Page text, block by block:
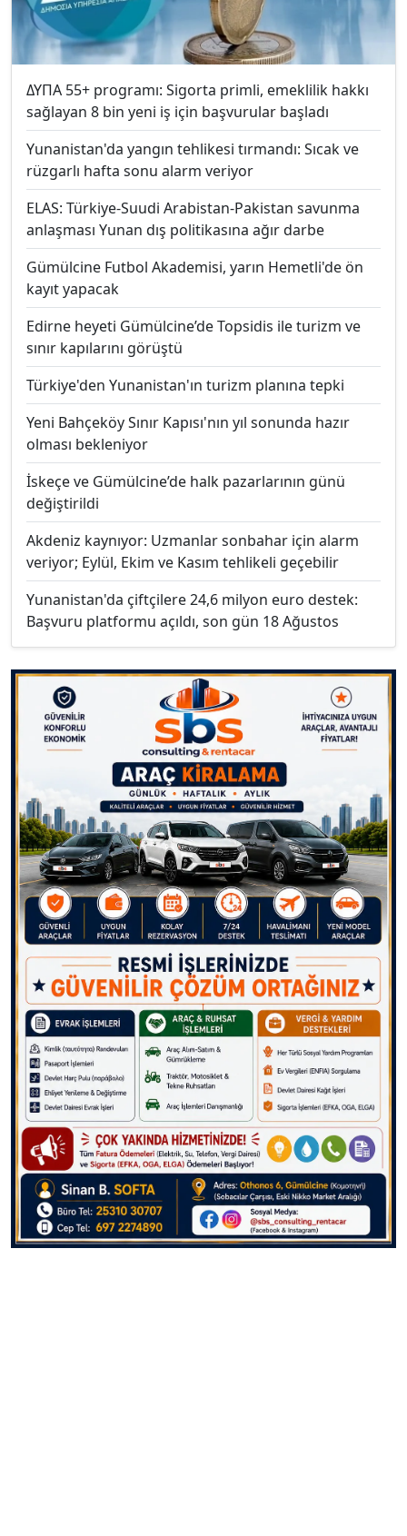
ΔΥΠΑ 55+ programı: Sigorta primli, emeklilik hakkı
sağlayan 8 bin yeni iş için başvurular başladı
Yunanistan'da yangın tehlikesi tırmandı: Sıcak ve
rüzgarlı hafta sonu alarm veriyor
ELAS: Türkiye-Suudi Arabistan-Pakistan savunma
anlaşması Yunan dış politikasına ağır darbe
Gümülcine Futbol Akademisi, yarın Hemetli'de ön
kayıt yapacak
Edirne heyeti Gümülcine’de Topsidis ile turizm ve
sınır kapılarını görüştü
Türkiye'den Yunanistan'ın turizm planına tepki
Yeni Bahçeköy Sınır Kapısı'nın yıl sonunda hazır
olması bekleniyor
İskeçe ve Gümülcine’de halk pazarlarının günü
değiştirildi
Akdeniz kaynıyor: Uzmanlar sonbahar için alarm
veriyor; Eylül, Ekim ve Kasım tehlikeli geçebilir
Yunanistan'da çiftçilere 24,6 milyon euro destek:
Başvuru platformu açıldı, son gün 18 Ağustos